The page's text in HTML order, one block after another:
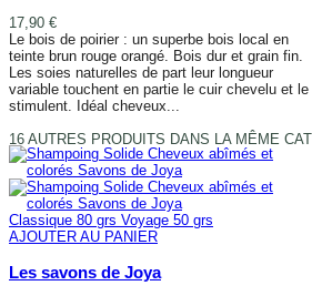
17,90 €
Le bois de poirier : un superbe bois local en
teinte brun rouge orangé. Bois dur et grain fin.
Les soies naturelles de part leur longueur
variable touchent en partie le cuir chevelu et le
stimulent. Idéal cheveux...
16 AUTRES PRODUITS DANS LA MÊME
Classique 80 grs Voyage 50 grs
AJOUTER AU PANIER
Les savons de Joya